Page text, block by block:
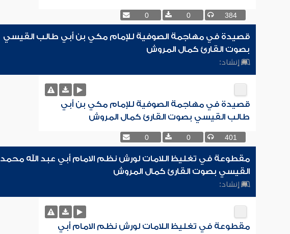
384
0
0
قصيدة في مهاجمة الصوفية للإمام مكي بن أبي طالب القيسي
بصوت القارئ كمال المروش
إنشاد:
قصيدة في مهاجمة الصوفية للإمام مكي بن أبي
طالب القيسي بصوت القارئ كمال المروش
401
0
0
مقطوعة في تغليظ اللامات لورش نظم الامام أبي عبد الله محمد
القيسي بصوت القارئ كمال المروش
إنشاد:
مقطوعة في تغليظ اللامات لورش نظم الامام أبي